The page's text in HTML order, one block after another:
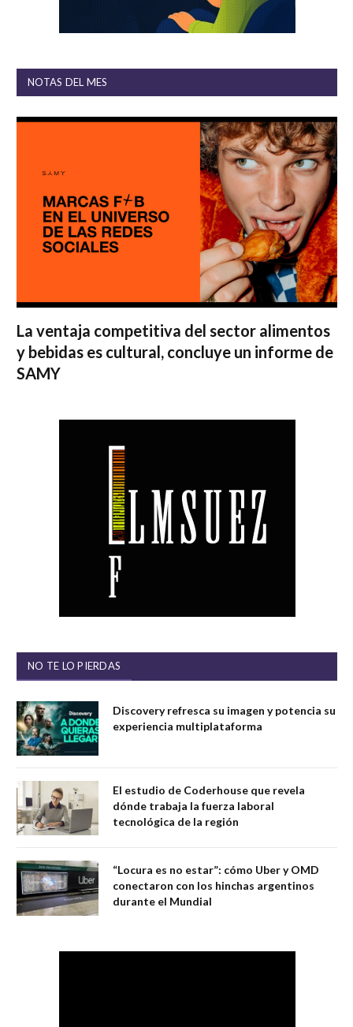
NOTAS DEL MES
La ventaja competitiva del sector alimentos
y bebidas es cultural, concluye un informe de
SAMY
NO TE LO PIERDAS
Discovery refresca su imagen y potencia su
experiencia multiplataforma
El estudio de Coderhouse que revela
dónde trabaja la fuerza laboral
tecnológica de la región
“Locura es no estar”: cómo Uber y OMD
conectaron con los hinchas argentinos
durante el Mundial